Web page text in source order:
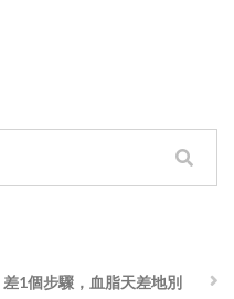
1個步驟，血脂天差地別